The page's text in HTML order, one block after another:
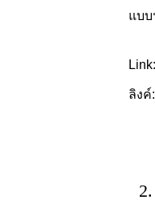
แบ
Link:
ลิงค์: